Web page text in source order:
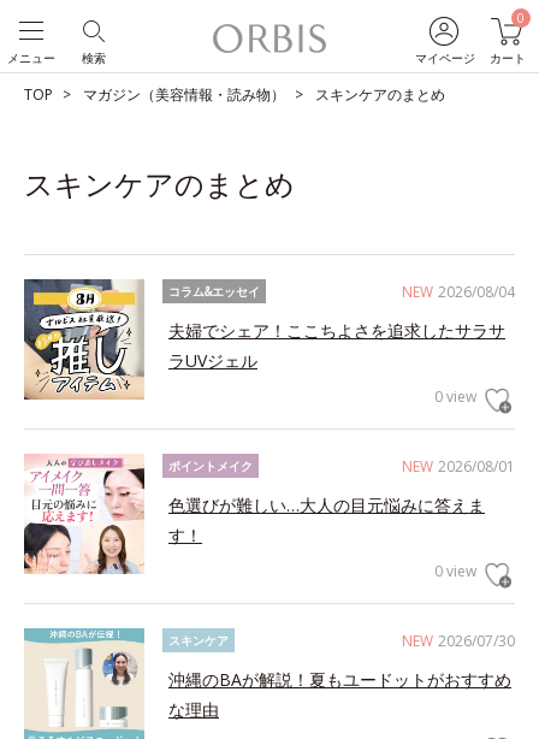
マイページ
0
カート
検索
メニュー
TOP マガジン（美容情報・読み物） スキンケアのまとめ
スキンケアのまとめ
NEW 2026/08/04
コラム&エッセイ
夫婦でシェア！ここちよさを追求したサラサ
ラUVジェル
0 view
NEW 2026/08/01
ポイントメイク
色選びが難しい…大人の目元悩みに答えま
す！
0 view
NEW 2026/07/30
スキンケア
沖縄のBAが解説！夏もユードットがおすすめ
な理由